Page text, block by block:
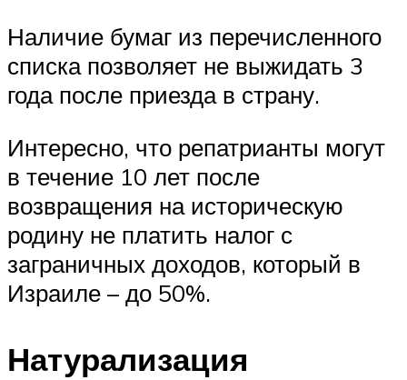
Наличие бумаг из перечисленного
списка позволяет не выжидать 3
года после приезда в страну.
Интересно, что репатрианты могут
в течение 10 лет после
возвращения на историческую
родину не платить налог с
заграничных доходов, который в
Израиле – до 50%.
Натурализация